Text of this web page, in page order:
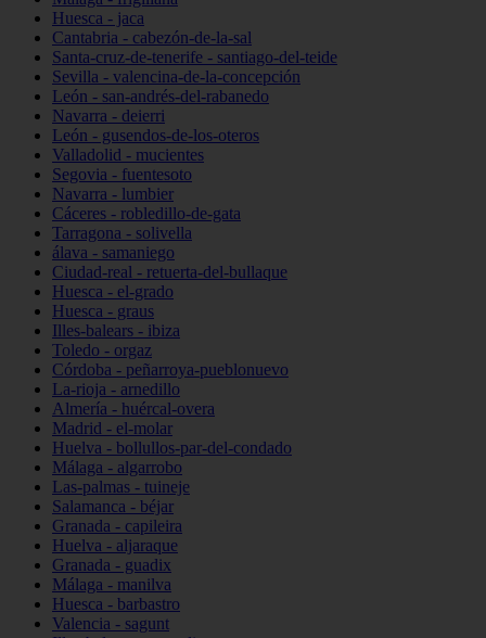
Huesca - jaca
Cantabria - cabezón-de-la-sal
Santa-cruz-de-tenerife - santiago-del-teide
Sevilla - valencina-de-la-concepción
León - san-andrés-del-rabanedo
Navarra - deierri
León - gusendos-de-los-oteros
Valladolid - mucientes
Segovia - fuentesoto
Navarra - lumbier
Cáceres - robledillo-de-gata
Tarragona - solivella
álava - samaniego
Ciudad-real - retuerta-del-bullaque
Huesca - el-grado
Huesca - graus
Illes-balears - ibiza
Toledo - orgaz
Córdoba - peñarroya-pueblonuevo
La-rioja - arnedillo
Almería - huércal-overa
Madrid - el-molar
Huelva - bollullos-par-del-condado
Málaga - algarrobo
Las-palmas - tuineje
Salamanca - béjar
Granada - capileira
Huelva - aljaraque
Granada - guadix
Málaga - manilva
Huesca - barbastro
Valencia - sagunt